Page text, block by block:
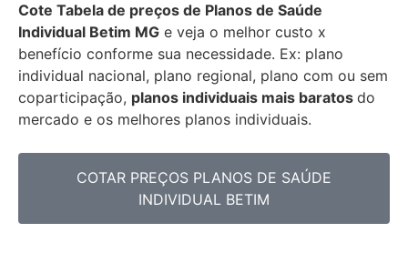
Cote Tabela de preços de Planos de Saúde
Individual Betim MG e veja o melhor custo x
benefício conforme sua necessidade. Ex: plano
individual nacional, plano regional, plano com ou sem
coparticipação, planos individuais mais baratos do
mercado e os melhores planos individuais.
COTAR PREÇOS PLANOS DE SAÚDE
INDIVIDUAL BETIM